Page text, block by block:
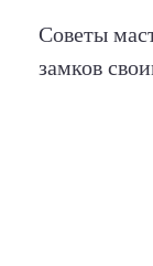
Советы
замков